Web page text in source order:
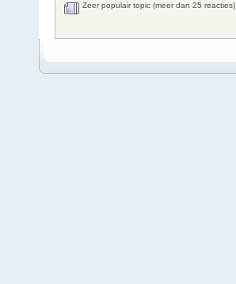
Zeer populair topic (meer dan 25 reacties)